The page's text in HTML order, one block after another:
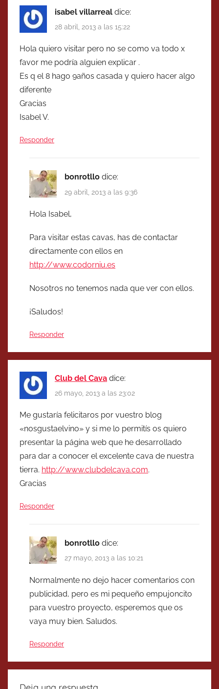
isabel villarreal dice:
28 abril, 2013 a las 15:22
Hola quiero visitar pero no se como va todo x
favor me podría alguien explicar .
Es q el 8 hago 9años casada y quiero hacer algo
diferente
Gracias
Isabel V.
Responder
bonrotllo dice:
29 abril, 2013 a las 9:36
Hola Isabel,
Para visitar estas cavas, has de contactar
directamente con ellos en
http://www.codorniu.es
Nosotros no tenemos nada que ver con ellos.
¡Saludos!
Responder
Club del Cava dice:
26 mayo, 2013 a las 23:02
Me gustaría felicitaros por vuestro blog
«nosgustaelvino» y si me lo permitís os quiero
presentar la página web que he desarrollado
para dar a conocer el excelente cava de nuestra
tierra. http://www.clubdelcava.com.
Gracias
Responder
bonrotllo dice:
27 mayo, 2013 a las 10:21
Normalmente no dejo hacer comentarios con
publicidad, pero es mi pequeño empujoncito
para vuestro proyecto, esperemos que os
vaya muy bien. Saludos.
Responder